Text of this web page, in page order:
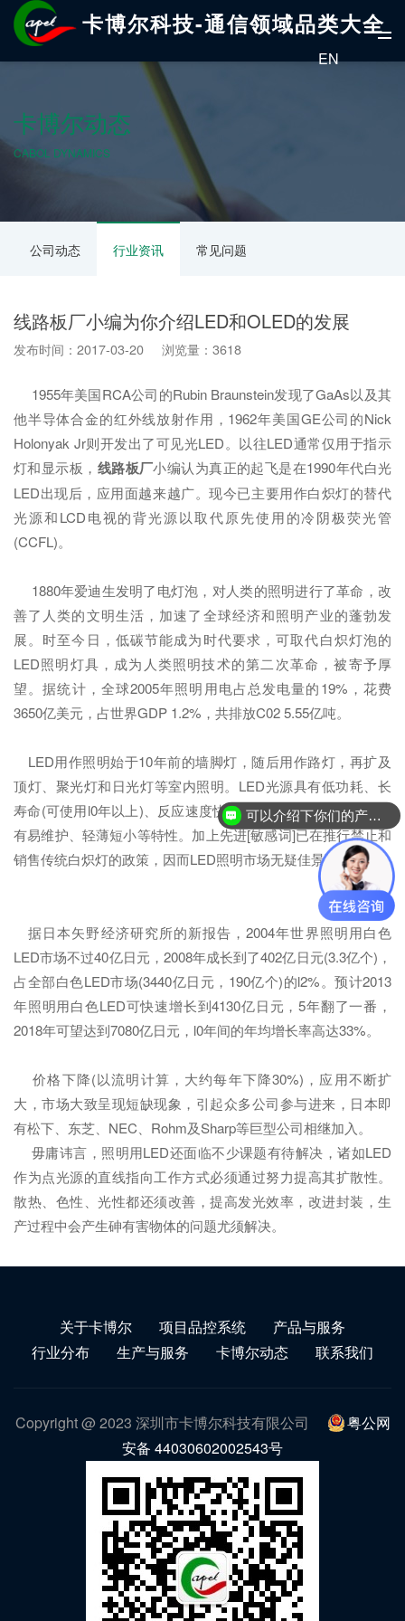
卡博尔科技-通信领域品类大全
EN
卡博尔动态
CABOL DYNAMICS
公司动态 行业资讯 常见问题
线路板厂小编为你介绍LED和OLED的发展
发布时间：2017-03-20 浏览量：3618
1955年美国RCA公司的Rubin Braunstein发现了GaAs以及其
他半导体合金的红外线放射作用，1962年美国GE公司的Nick
Holonyak Jr则开发出了可见光LED。以往LED通常仅用于指示
灯和显示板， 线路板厂小编认为真正的起飞是在1990年代白光
LED出现后，应用面越来越广。现今已主要用作白炽灯的替代
光源和LCD电视的背光源以取代原先使用的冷阴极荧光管
(CCFL)。
1880年爱迪生发明了电灯泡，对人类的照明进行了革命，改
善了人类的文明生活，加速了全球经济和照明产业的蓬勃发
展。时至今日，低碳节能成为时代要求，可取代白炽灯泡的
LED照明灯具，成为人类照明技术的第二次革命，被寄予厚
望。据统计，全球2005年照明用电占总发电量的19%，花费
3650亿美元，占世界GDP 1.2%，共排放C02 5.55亿吨。
LED用作照明始于10年前的墙脚灯，随后用作路灯，再扩及
顶灯、聚光灯和日光灯等室内照明。LED光源具有低功耗、长
寿命(可使用l0年以上)、反应速度快、防潮、耐震、坚固，并具
有易维护、轻薄短小等特性。加上先进[敏感词]已在推行禁止和
销售传统白炽灯的政策，因而LED照明市场无疑佳景可期。
据日本矢野经济研究所的新报告，2004年世界照明用白色
LED市场不过40亿日元，2008年成长到了402亿日元(3.3亿个)，
占全部白色LED市场(3440亿日元，190亿个)的l2%。预计2013
年照明用白色LED可快速增长到4130亿日元，5年翻了一番，
2018年可望达到7080亿日元，l0年间的年均增长率高达33%。
价格下降(以流明计算，大约每年下降30%)，应用不断扩
大，市场大致呈现短缺现象，引起众多公司参与进来，日本即
有松下、东芝、NEC、Rohm及Sharp等巨型公司相继加入。
毋庸讳言，照明用LED还面临不少课题有待解决，诸如LED
作为点光源的直线指向工作方式必须通过努力提高其扩散性。
散热、色性、光性都还须改善，提高发光效率，改进封装，生
产过程中会产生砷有害物体的问题尤须解决。
关于卡博尔 项目品控系统
产品与服务
行业分布
生产与服务 卡博尔动态 联系我们
Copyright @ 2023 深圳市卡博尔科技有限公司
粤公网
安备 44030602002543号
可以介绍下你们的产品么？